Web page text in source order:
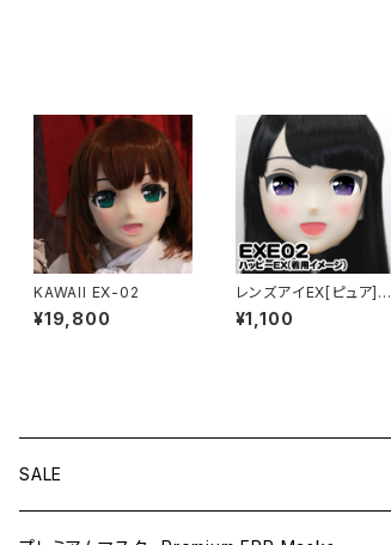
KAWAII EX-02
¥19,800
レンズアイEX[ピュア]パ
ープル Lens Eye EX
[PURE]purple
¥1,100
SALE